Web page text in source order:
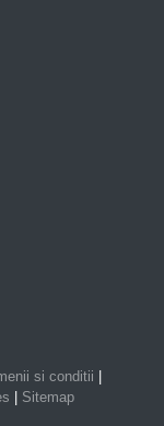
si conditii |
| Sitemap